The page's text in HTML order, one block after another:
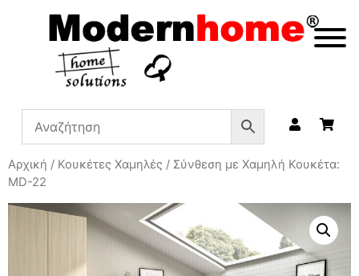
Αρχική / Κουκέτες Χαμηλές / Σύνθεση με Χαμηλή Κουκέτα:
MD-22